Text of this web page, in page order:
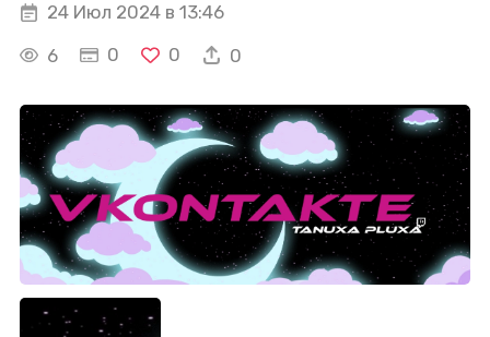
24 Июл 2024 в 13:46
6
0 0 0